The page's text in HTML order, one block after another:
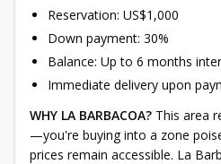
Reservation: US$1,000
Down payment: 30%
Balance: Up to 6 months
Immediate delivery upon
WHY LA BARBACOA? This area
—you're buying into a zone
prices remain accessible. La